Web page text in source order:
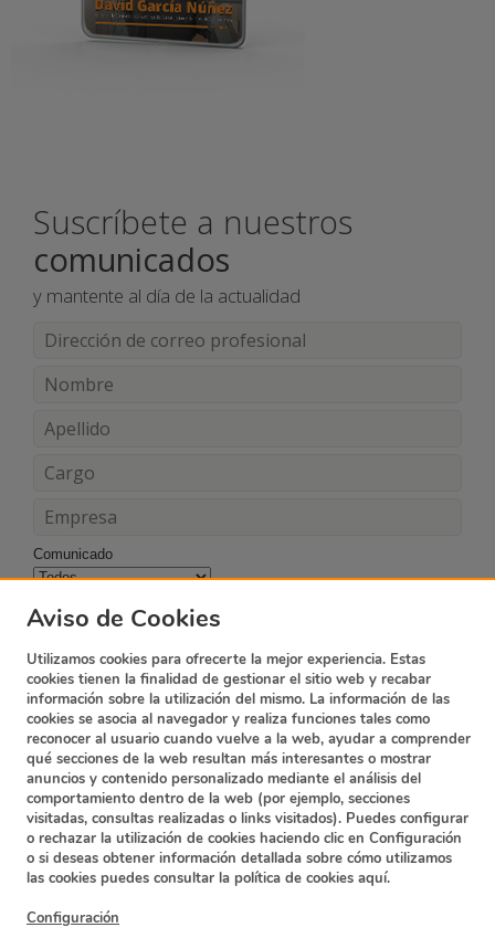
Suscríbete a nuestros
comunicados
y mantente al día de la actualidad
Comunicado
Suscripción Newsletter
Contacto
Política de privacidad
Aviso de Cookies
Utilizamos cookies para ofrecerte la mejor experiencia. Estas
cookies tienen la finalidad de gestionar el sitio web y recabar
información sobre la utilización del mismo. La información de las
cookies se asocia al navegador y realiza funciones tales como
reconocer al usuario cuando vuelve a la web, ayudar a comprender
qué secciones de la web resultan más interesantes o mostrar
anuncios y contenido personalizado mediante el análisis del
comportamiento dentro de la web (por ejemplo, secciones
visitadas, consultas realizadas o links visitados). Puedes configurar
o rechazar la utilización de cookies haciendo clic en Configuración
o si deseas obtener información detallada sobre cómo utilizamos
las cookies puedes consultar la política de cookies aquí.
Configuración